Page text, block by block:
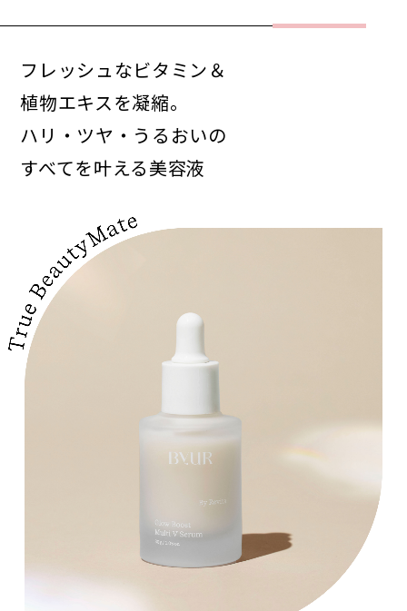
フレッシュなビタミン＆
植物エキスを凝縮。
ハリ・ツヤ・うるおいの
すべてを叶える美容液